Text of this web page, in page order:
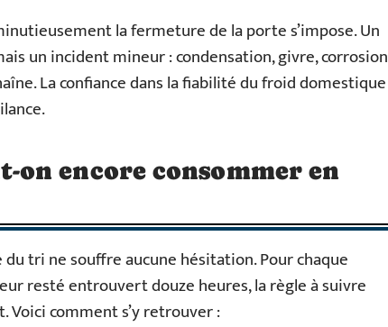
la fermeture de la porte s’impose. Un
un incident mineur : condensation, givre, corrosion
La confiance dans la fiabilité du froid domestique
on encore consommer en
tri ne souffre aucune hésitation. Pour chaque
resté entrouvert douze heures, la règle à suivre
Voici comment s’y retrouver :